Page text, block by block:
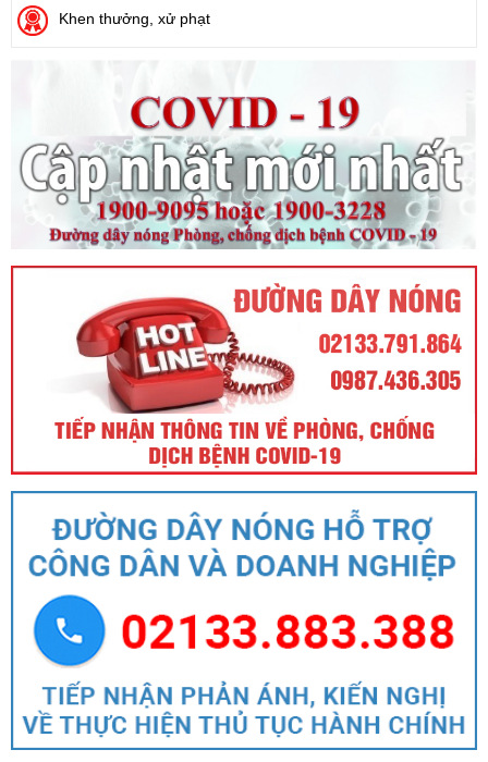
Tên:
(Nghị định Quy định về bồi thường, hỗ trợ, tái định cư khi
Khen thưởng, xử phạt